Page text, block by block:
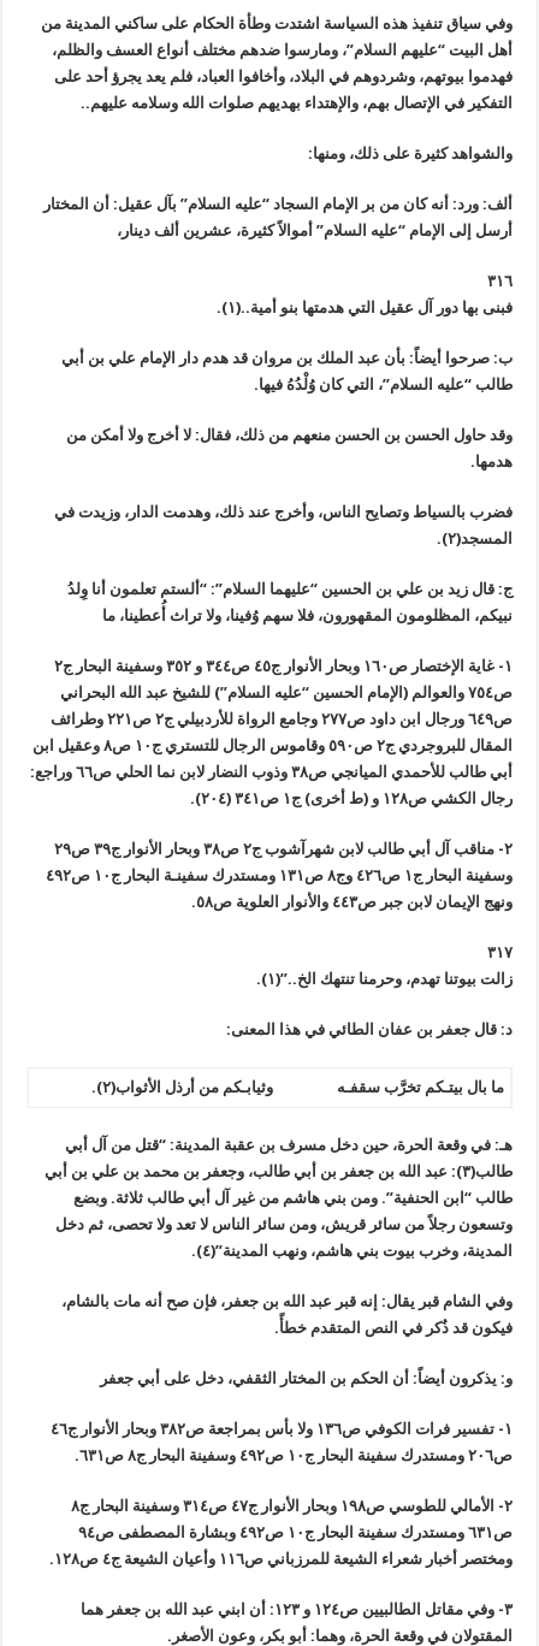
وفي سياق تنفيذ هذه السياسة اشتدت وطأة الحكام على ساكني المدينة من
أهل البيت “عليهم السلام”، ومارسوا ضدهم مختلف أنواع العسف والظلم،
فهدموا بيوتهم، وشردوهم في البلاد، وأخافوا العباد، فلم يعد يجرؤ أحد على
التفكير في الإتصال بهم، والإهتداء بهديهم صلوات الله وسلامه عليهم..
والشواهد كثيرة على ذلك، ومنها:
ألف: ورد: أنه كان من بر الإمام السجاد “عليه السلام” بآل عقيل: أن المختار
أرسل إلى الإمام “عليه السلام” أموالاً كثيرة، عشرين ألف دينار،
٣١٦
فبنى بها دور آل عقيل التي هدمتها بنو أمية..(١).
ب: صرحوا أيضاً: بأن عبد الملك بن مروان قد هدم دار الإمام علي بن أبي
طالب “عليه السلام”، التي كان وُلْدُهُ فيها.
وقد حاول الحسن بن الحسن منعهم من ذلك، فقال: لا أخرج ولا أمكن من
هدمها.
فضرب بالسياط وتصايح الناس، وأخرج عند ذلك، وهدمت الدار، وزيدت في
المسجد(٢).
ج: قال زيد بن علي بن الحسين “عليهما السلام”: “ألستم تعلمون أنا وِلدُ
نبيكم، المظلومون المقهورون، فلا سهم وُفينا، ولا تراث أُعطينا، ما
١- غاية الإختصار ص١٦٠ وبحار الأنوار ج٤٥ ص٣٤٤ و ٣٥٢ وسفينة البحار ج٢
ص٧٥٤ والعوالم (الإمام الحسين “عليه السلام”) للشيخ عبد الله البحراني
ص٦٤٩ ورجال ابن داود ص٢٧٧ وجامع الرواة للأردبيلي ج٢ ص٢٢١ وطرائف
المقال للبروجردي ج٢ ص٥٩٠ وقاموس الرجال للتستري ج١٠ ص٨ وعقيل ابن
أبي طالب للأحمدي الميانجي ص٣٨ وذوب النضار لابن نما الحلي ص٦٦ وراجع:
رجال الكشي ص١٢٨ و (ط أخرى) ج١ ص٣٤١ (٢٠٤).
٢- مناقب آل أبي طالب لابن شهرآشوب ج٢ ص٣٨ وبحار الأنوار ج٣٩ ص٢٩
وسفينة البحار ج١ ص٤٢٦ وج٨ ص١٣١ ومستدرك سفينـة البحار ج١٠ ص٤٩٢
ونهج الإيمان لابن جبر ص٤٤٣ والأنوار العلوية ص٥٨.
٣١٧
زالت بيوتنا تهدم، وحرمنا تنتهك الخ..”(١).
د: قال جعفر بن عفان الطائي في هذا المعنى:
ما بال بيتـكم تخرَّب سقفـه وثيابـكم من أرذل الأثواب(٢).
هـ: في وقعة الحرة، حين دخل مسرف بن عقبة المدينة: “قتل من آل أبي
طالب(٣): عبد الله بن جعفر بن أبي طالب، وجعفر بن محمد بن علي بن أبي
طالب “ابن الحنفية”. ومن بني هاشم من غير آل أبي طالب ثلاثة. وبضع
وتسعون رجلاً من سائر قريش، ومن سائر الناس لا تعد ولا تحصى، ثم دخل
المدينة، وخرب بيوت بني هاشم، ونهب المدينة”(٤).
وفي الشام قبر يقال: إنه قبر عبد الله بن جعفر، فإن صح أنه مات بالشام،
فيكون قد ذُكر في النص المتقدم خطأً.
و: يذكرون أيضاً: أن الحكم بن المختار الثقفي، دخل على أبي جعفر
١- تفسير فرات الكوفي ص١٣٦ ولا بأس بمراجعة ص٣٨٢ وبحار الأنوار ج٤٦
ص٢٠٦ ومستدرك سفينة البحار ج١٠ ص٤٩٢ وسفينة البحار ج٨ ص٦٣١.
٢- الأمالي للطوسي ص١٩٨ وبحار الأنوار ج٤٧ ص٣١٤ وسفينة البحار ج٨
ص٦٣١ ومستدرك سفينة البحار ج١٠ ص٤٩٢ وبشارة المصطفى ص٩٤
ومختصر أخبار شعراء الشيعة للمرزباني ص١١٦ وأعيان الشيعة ج٤ ص١٢٨.
٣- وفي مقاتل الطالبيين ص١٢٤ و ١٢٣: أن ابني عبد الله بن جعفر هما
المقتولان في وقعة الحرة، وهما: أبو بكر، وعون الأصغر.